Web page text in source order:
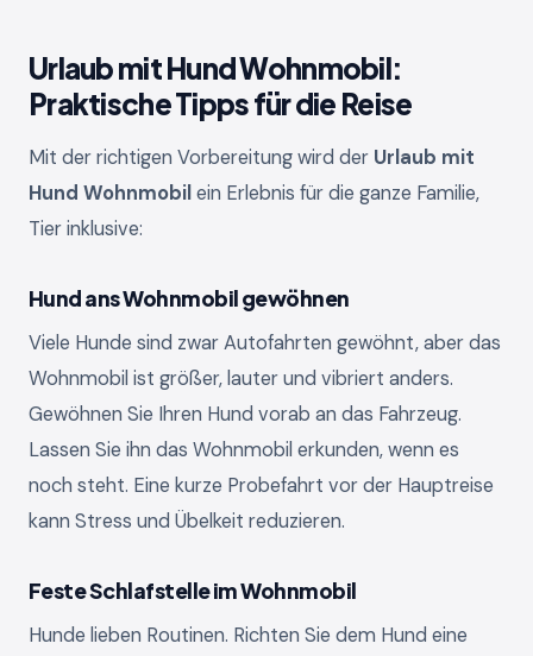
Urlaub mit Hund Wohnmobil:
Praktische Tipps für die Reise
Mit der richtigen Vorbereitung wird der Urlaub mit
Hund Wohnmobilein Erlebnis für die ganze Familie,
Tier inklusive:
Hund ans Wohnmobil gewöhnen
Viele Hunde sind zwar Autofahrten gewöhnt, aber das
Wohnmobil ist größer, lauter und vibriert anders.
Gewöhnen Sie Ihren Hund vorab an das Fahrzeug.
Lassen Sie ihn das Wohnmobil erkunden, wenn es
noch steht. Eine kurze Probefahrt vor der Hauptreise
kann Stress und Übelkeit reduzieren.
Feste Schlafstelle im Wohnmobil
Hunde lieben Routinen. Richten Sie dem Hund eine